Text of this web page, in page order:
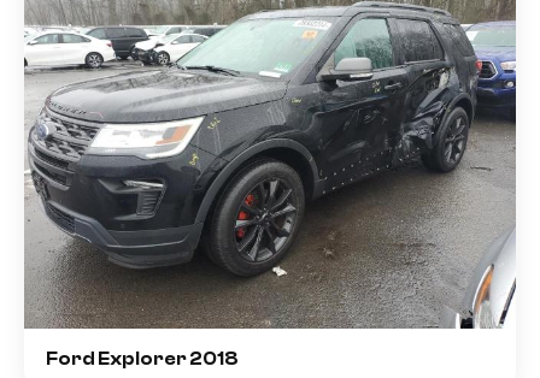
Ford Explorer 2018